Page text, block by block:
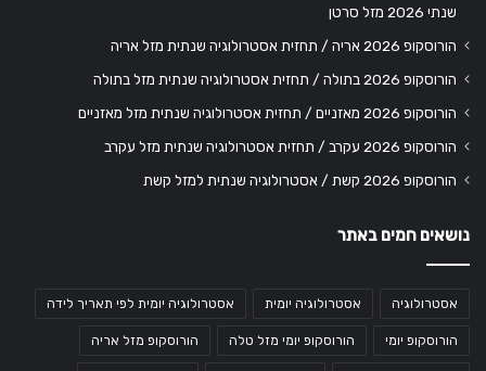
שנתי 2026 מזל סרטן
הורוסקופ 2026 אריה / תחזית אסטרולוגיה שנתית מזל אריה
הורוסקופ 2026 בתולה / תחזית אסטרולוגיה שנתית מזל בתולה
הורוסקופ 2026 מאזניים / תחזית אסטרולוגיה שנתית מזל מאזניים
הורוסקופ 2026 עקרב / תחזית אסטרולוגיה שנתית מזל עקרב
הורוסקופ 2026 קשת / אסטרולוגיה שנתית למזל קשת
נושאים חמים באתר
אסטרולוגיה אסטרולוגיה יומית אסטרולוגיה יומית לפי תאריך לידה
הורוסקופ יומי הורוסקופ יומי מזל טלה הורוסקופ מזל אריה